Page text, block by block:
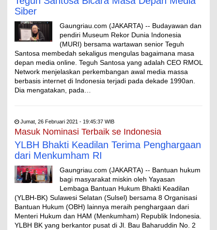
Siber
Gaungriau.com (JAKARTA) -- Budayawan dan
pendiri Museum Rekor Dunia Indonesia
(MURI) bersama wartawan senior Teguh
Santosa membedah sekaligus mengulas bagaimana masa
depan media online. Teguh Santosa yang adalah CEO RMOL
Network menjelaskan perkembangan awal media massa
berbasis internet di Indonesia terjadi pada dekade 1990an.
Dia mengatakan, pada…
Jumat, 26 Februari 2021 - 19:45:37 WIB
Masuk Nominasi Terbaik se Indonesia
YLBH Bhakti Keadilan Terima Penghargaan
dari Menkumham RI
Gaungriau.com (JAKARTA) -- Bantuan hukum
bagi masyarakat miskin oleh Yayasan
Lembaga Bantuan Hukum Bhakti Keadilan
(YLBH-BK) Sulawesi Selatan (Sulsel) bersama 8 Organisasi
Bantuan Hukum (OBH) lainnya meraih penghargaan dari
Menteri Hukum dan HAM (Menkumham) Republik Indonesia.
YLBH BK yang berkantor pusat di Jl. Bau Baharuddin No. 2